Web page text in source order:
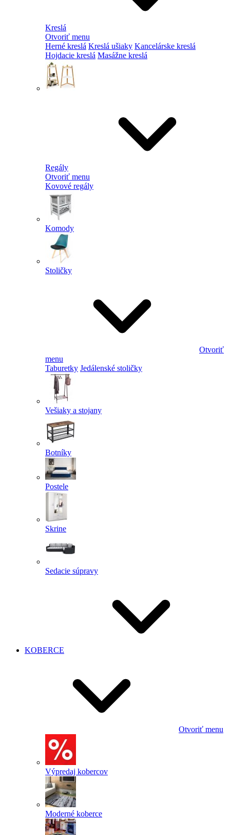
Kreslá
Otvoriť menu
Herné kreslá Kreslá ušiaky Kancelárske kreslá
Hojdacie kreslá Masážne kreslá
Regály
Otvoriť menu
Kovové regály
Komody
Stoličky
Otvoriť
menu
Taburetky Jedálenské stoličky
Vešiaky a stojany
Botníky
Postele
Skrine
Sedacie súpravy
KOBERCE
Otvoriť menu
Výpredaj kobercov
Moderné koberce